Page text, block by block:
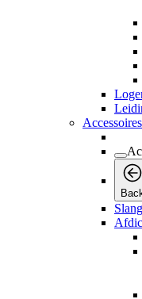
Accessoires